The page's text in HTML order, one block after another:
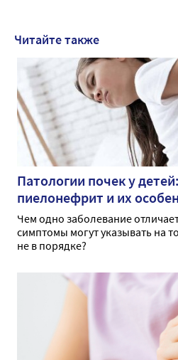
Читайте также
Патологии почек у
пиелонефрит и их
Чем одно заболевание
симптомы могут указывать на
не в порядке?